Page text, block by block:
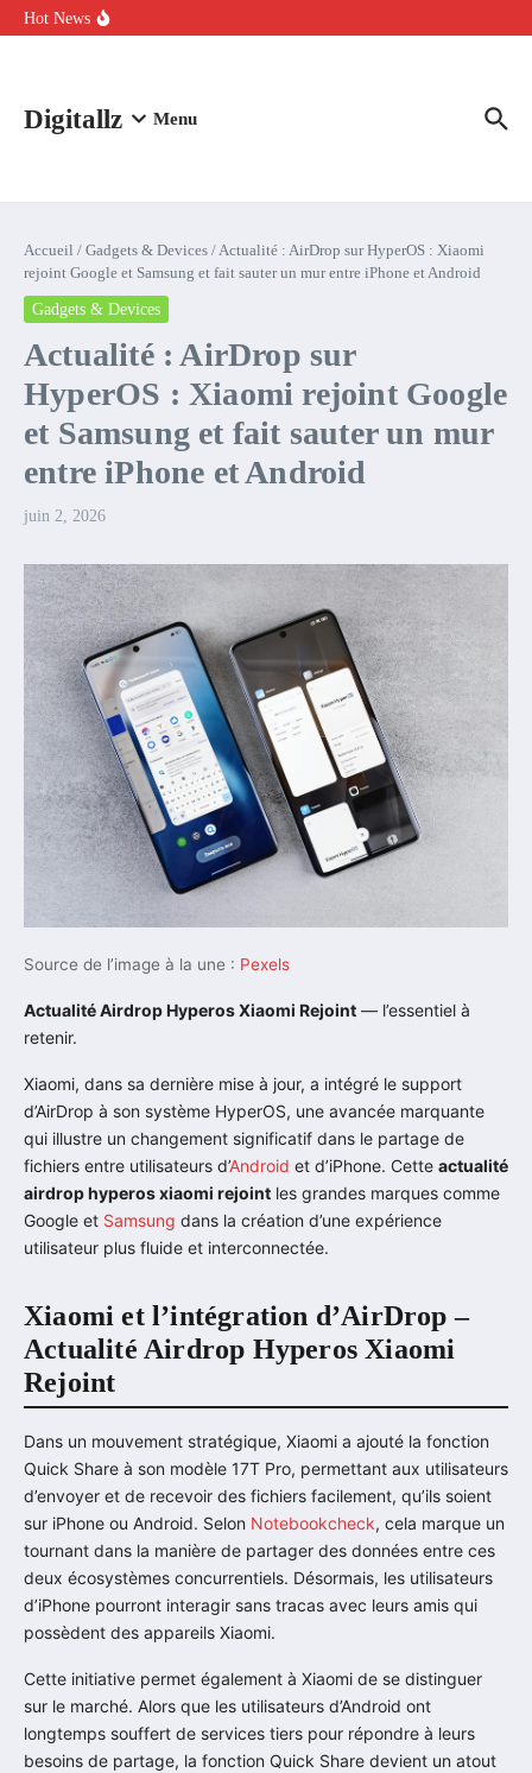
Aller au contenu
Hot News
Comment l’IA simplifie la data de caisse pour la transformer en
Digitallz Menu
Accueil / Gadgets & Devices /Actualité : AirDrop sur HyperOS : Xiaomi
rejoint Google et Samsung et fait sauter un mur entre iPhone et Android
Gadgets & Devices
Actualité : AirDrop sur
HyperOS : Xiaomi rejoint Google
et Samsung et fait sauter un mur
entre iPhone et Android
juin 2, 2026
Source de l’image à la une : Pexels
Actualité Airdrop Hyperos Xiaomi Rejoint — l’essentiel à
retenir.
Xiaomi, dans sa dernière mise à jour, a intégré le support
d’AirDrop à son système HyperOS, une avancée marquante
qui illustre un changement significatif dans le partage de
fichiers entre utilisateurs d’Android et d’iPhone. Cette actualité
airdrop hyperos xiaomi rejoint les grandes marques comme
Google et Samsung dans la création d’une expérience
utilisateur plus fluide et interconnectée.
Xiaomi et l’intégration d’AirDrop –
Actualité Airdrop Hyperos Xiaomi
Rejoint
Dans un mouvement stratégique, Xiaomi a ajouté la fonction
Quick Share à son modèle 17T Pro, permettant aux utilisateurs
d’envoyer et de recevoir des fichiers facilement, qu’ils soient
sur iPhone ou Android. Selon Notebookcheck, cela marque un
tournant dans la manière de partager des données entre ces
deux écosystèmes concurrentiels. Désormais, les utilisateurs
d’iPhone pourront interagir sans tracas avec leurs amis qui
possèdent des appareils Xiaomi.
Cette initiative permet également à Xiaomi de se distinguer
sur le marché. Alors que les utilisateurs d’Android ont
longtemps souffert de services tiers pour répondre à leurs
besoins de partage, la fonction Quick Share devient un atout